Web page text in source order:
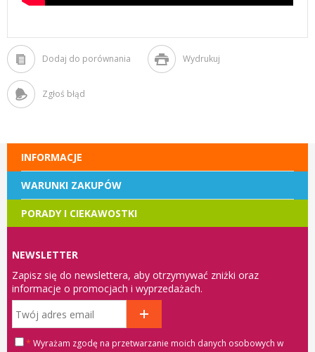
Dodaj do porównania Wydrukuj
Zgłoś błąd
INFORMACJE
WARUNKI ZAKUPÓW
PORADY I CIEKAWOSTKI
NEWSLETTER
Zapisz się do newslettera, aby otrzymywać zniżki oraz
informacje o promocjach i wyprzedażach.
* Wyrażam zgodę na przetwarzanie moich danych osobowych w